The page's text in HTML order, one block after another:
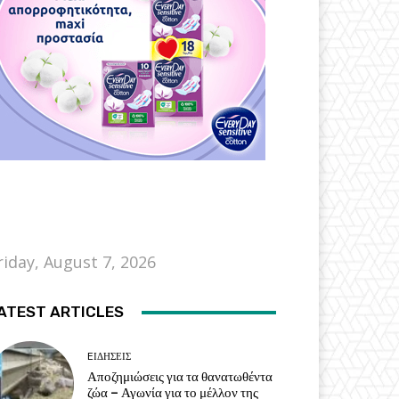
August 7, 2026
ARTICLES
EΙΔΗΣΕΙΣ
Αποζημιώσεις για τα θανατωθέντα
ζώα – Αγωνία για το μέλλον της